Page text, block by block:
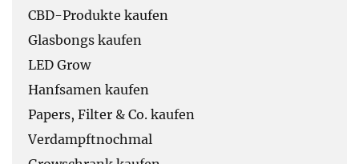
CBD-Produkte kaufen
Glasbongs kaufen
LED Grow
Hanfsamen kaufen
Papers, Filter & Co. kaufen
Verdampftnochmal